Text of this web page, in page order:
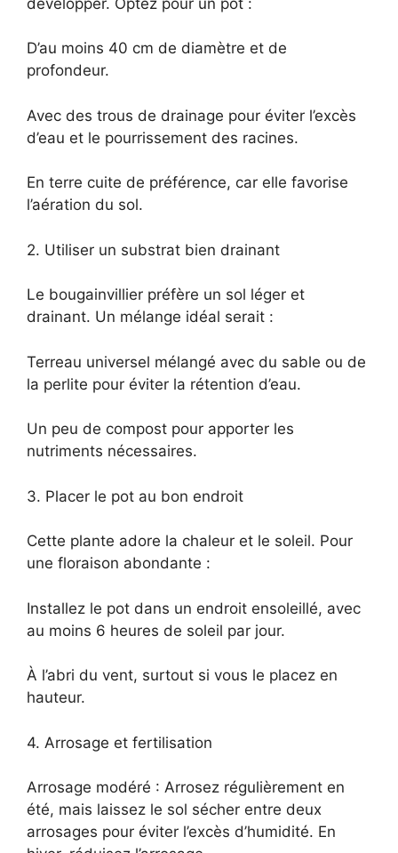
D’au moins 40 cm de diamètre et de
profondeur.
Avec des trous de drainage pour éviter l’excès
d’eau et le pourrissement des racines.
En terre cuite de préférence, car elle favorise
l’aération du sol.
2. Utiliser un substrat bien drainant
Le bougainvillier préfère un sol léger et
drainant. Un mélange idéal serait :
Terreau universel mélangé avec du sable ou de
la perlite pour éviter la rétention d’eau.
Un peu de compost pour apporter les
nutriments nécessaires.
3. Placer le pot au bon endroit
Cette plante adore la chaleur et le soleil. Pour
une floraison abondante :
Installez le pot dans un endroit ensoleillé, avec
au moins 6 heures de soleil par jour.
À l’abri du vent, surtout si vous le placez en
hauteur.
4. Arrosage et fertilisation
Arrosage modéré : Arrosez régulièrement en
été, mais laissez le sol sécher entre deux
arrosages pour éviter l’excès d’humidité. En